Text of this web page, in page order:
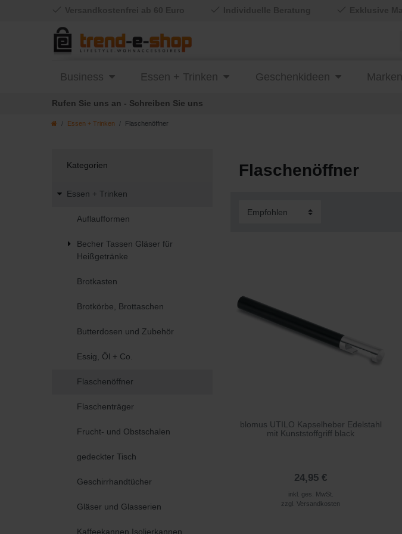
Essen + Trinken Flaschenöffner
Business Essen + Trinken Geschenkideen Marken
Rufen Sie uns an - Schreiben Sie uns
Kategorien
Essen + Trinken
Auflaufformen
Becher Tassen Gläser für
Heißgetränke
Brotkasten
Brotkörbe, Brottaschen
Butterdosen und Zubehör
Essig, Öl + Co.
Flaschenöffner
Flaschenträger
Frucht- und Obstschalen
gedeckter Tisch
Geschirrhandtücher
Gläser und Glasserien
Kaffeekannen Isolierkannen
Flaschenöffner
blomus UTILO Kapselheber Edelstahl
mit Kunststoffgriff black
24,95 €
inkl. ges. MwSt.
zzgl.Versandkosten